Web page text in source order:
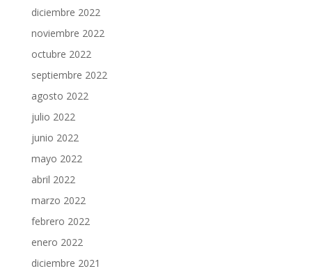
diciembre 2022
noviembre 2022
octubre 2022
septiembre 2022
agosto 2022
julio 2022
junio 2022
mayo 2022
abril 2022
marzo 2022
febrero 2022
enero 2022
diciembre 2021